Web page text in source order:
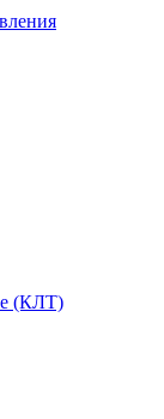
(КЛТ)